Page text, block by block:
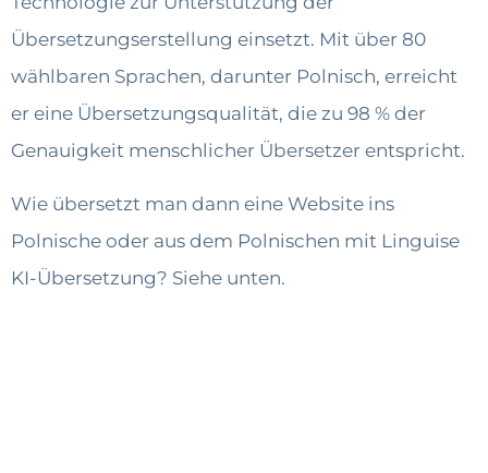
Übersetzungserstellung einsetzt. Mit über 80
wählbaren Sprachen, darunter Polnisch, erreicht
er eine Übersetzungsqualität, die zu 98 % der
Genauigkeit menschlicher Übersetzer entspricht.
Wie übersetzt man dann eine Website ins
Polnische oder aus dem Polnischen mit Linguise
KI-Übersetzung? Siehe unten.